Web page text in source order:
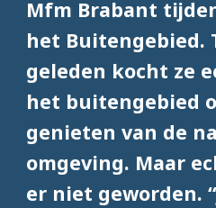
Mfm Brabant
het Buitengebied.
geleden kocht ze
het buitengebied
genieten van de
omgeving. Maar
er niet geworden.